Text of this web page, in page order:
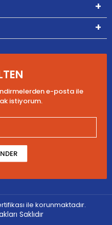
e-posta ile
istiyorum.
ile korunmaktadır.
Saklıdır